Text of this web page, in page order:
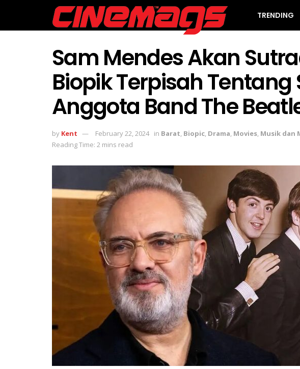
TRENDING
Sam Mendes Akan
Biopik Terpisah Tentang
Anggota Band The
by Kent February 22, 2024 in Barat, Biopic, Drama, Movies, Musik dan
Reading Time: 2 mins read